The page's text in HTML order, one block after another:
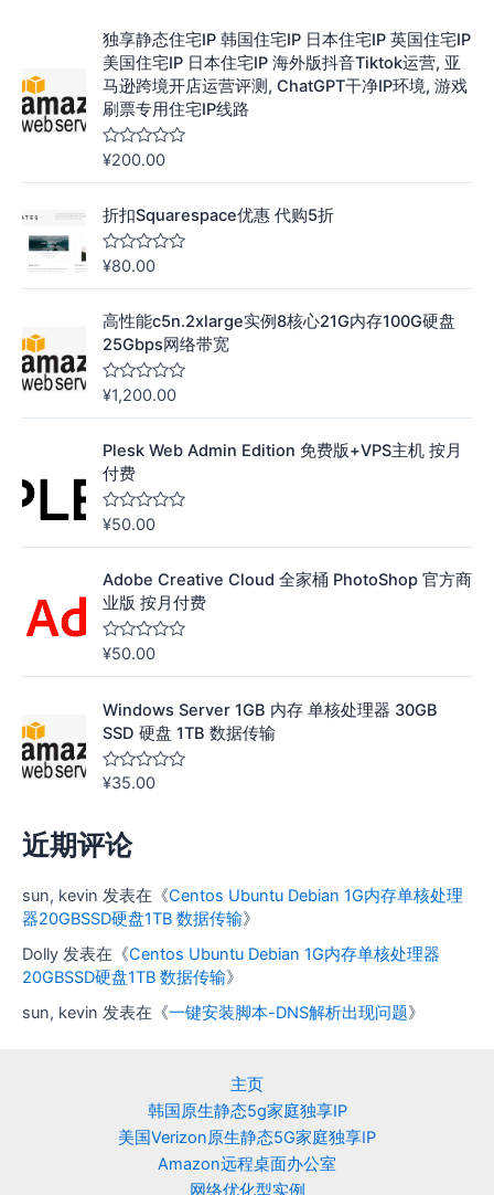
独享静态住宅IP 韩国住宅IP 日本住宅IP 英国住宅IP
美国住宅IP 日本住宅IP 海外版抖音Tiktok运营, 亚
马逊跨境开店运营评测, ChatGPT干净IP环境, 游戏
刷票专用住宅IP线路
评
&
s
o
l
;
¥200.00
折扣Squarespace优惠 代购5折
评
&
s
o
;
5
¥80.00
高性能c5n.2xlarge实例8核心21G内存100G硬盘
25Gbps网络带宽
评
&
s
o
l
;
5
¥1,200.00
Plesk Web Admin Edition 免费版+VPS主机 按月
付费
评
&
s
o
;
5
¥50.00
Adobe Creative Cloud 全家桶 PhotoShop 官方商
业版 按月付费
评
s
o
;
5
¥50.00
Windows Server 1GB 内存 单核处理器 30GB
SSD 硬盘 1TB 数据传输
评
&
s
o
;
5
¥35.00
近期评论
sun, kevin 发表在《Centos Ubuntu Debian 1G内存单核处理
器20GBSSD硬盘1TB 数据传输》
Dolly 发表在《Centos Ubuntu Debian 1G内存单核处理器
20GBSSD硬盘1TB 数据传输》
sun, kevin 发表在《一键安装脚本-DNS解析出现问题》
主页
韩国原生静态5g家庭独享IP
美国Verizon原生静态5G家庭独享IP
Amazon远程桌面办公室
网络优化型实例